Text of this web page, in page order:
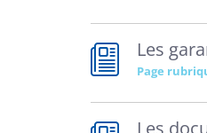
Les
Page
Les